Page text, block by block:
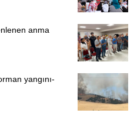
anma
yangını-